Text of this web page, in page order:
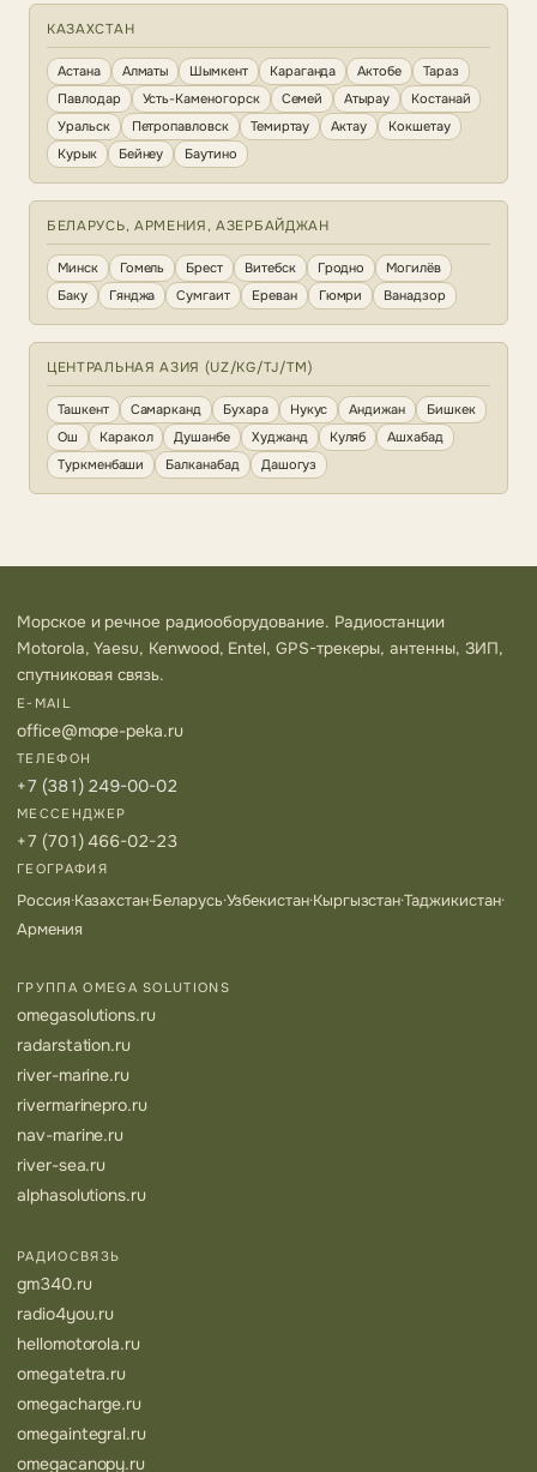
КАЗАХСТАН
Астана Алматы Шымкент Караганда Актобе
Тараз
Павлодар
Усть-Каменогорск Семей Атырау
Костанай
Уральск
Петропавловск Темиртау Актау
Кокшетау
Курык
Бейнеу Баутино
БЕЛАРУСЬ, АРМЕНИЯ, АЗЕРБАЙДЖАН
Минск Гомель Брест Витебск Гродно
Могилёв
Баку
Гянджа Сумгаит Ереван Гюмри Ванадзор
ЦЕНТРАЛЬНАЯ АЗИЯ (UZ/KG/TJ/TM)
Ташкент Самарканд Бухара Нукус Андижан
Бишкек
Ош
Каракол Душанбе Худжанд Куляб
Ашхабад
Туркменбаши
Балканабад Дашогуз
Морское и речное радиооборудование. Радиостанции
Motorola, Yaesu, Kenwood, Entel, GPS-трекеры, антенны, ЗИП,
спутниковая связь.
E-MAIL
office@mope-peka.ru
ТЕЛЕФОН
+7 (381) 249-00-02
МЕССЕНДЖЕР
+7 (701) 466-02-23
ГЕОГРАФИЯ
Россия·Казахстан·Беларусь·Узбекистан·Кыргызстан·Таджикистан·
Армения
ГРУППА OMEGA SOLUTIONS
omegasolutions.ru
radarstation.ru
river-marine.ru
rivermarinepro.ru
nav-marine.ru
river-sea.ru
alphasolutions.ru
РАДИОСВЯЗЬ
gm340.ru
radio4you.ru
hellomotorola.ru
omegatetra.ru
omegacharge.ru
omegaintegral.ru
omegacanopy.ru